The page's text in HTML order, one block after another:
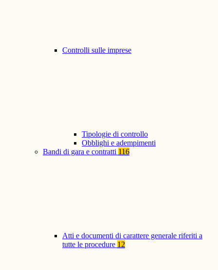
Controlli sulle imprese
Tipologie di controllo
Obblighi e adempimenti
Bandi di gara e contratti 116
Atti e documenti di carattere generale riferiti a
tutte le procedure 12